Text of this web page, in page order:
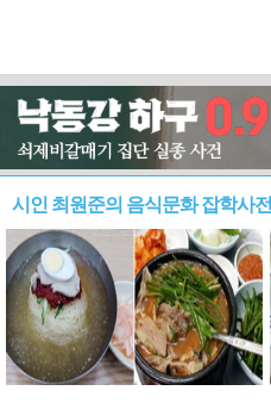
시인 최원준의 음식문화 잡학사전